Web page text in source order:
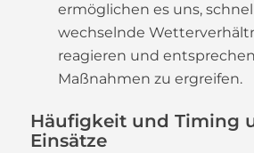
ermöglichen es uns,
wechselnde
reagieren und
Maßnahmen zu ergreifen.
Häufigkeit und Timing
Einsätze